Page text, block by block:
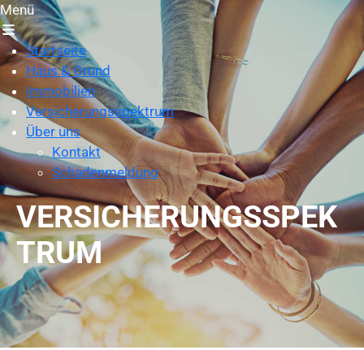
Menü
Startseite
Haus & Grund
Immobilien
Versicherungsspektrum
Über uns
Kontakt
Schadenmeldung
VERSICHERUNGSSPEK
TRUM